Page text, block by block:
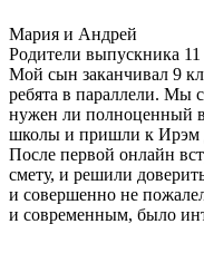
Мария и Андрей
Родители выпускника 11
Мой сын заканчивал 9
ребята в параллели. Мы
нужен ли полноценный
школы и пришли к Ирэм
После первой онлайн
смету, и решили
и совершенно не
и современным, было